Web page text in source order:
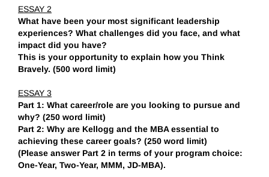
ESSAY 2
What have been your most significant leadership
experiences? What challenges did you face, and what
impact did you have?
This is your opportunity to explain how you Think
Bravely. (500 word limit)
ESSAY 3
Part 1: What career/role are you looking to pursue and
why? (250 word limit)
Part 2: Why are Kellogg and the MBA essential to
achieving these career goals? (250 word limit)
(Please answer Part 2 in terms of your program choice:
One-Year, Two-Year, MMM, JD-MBA).